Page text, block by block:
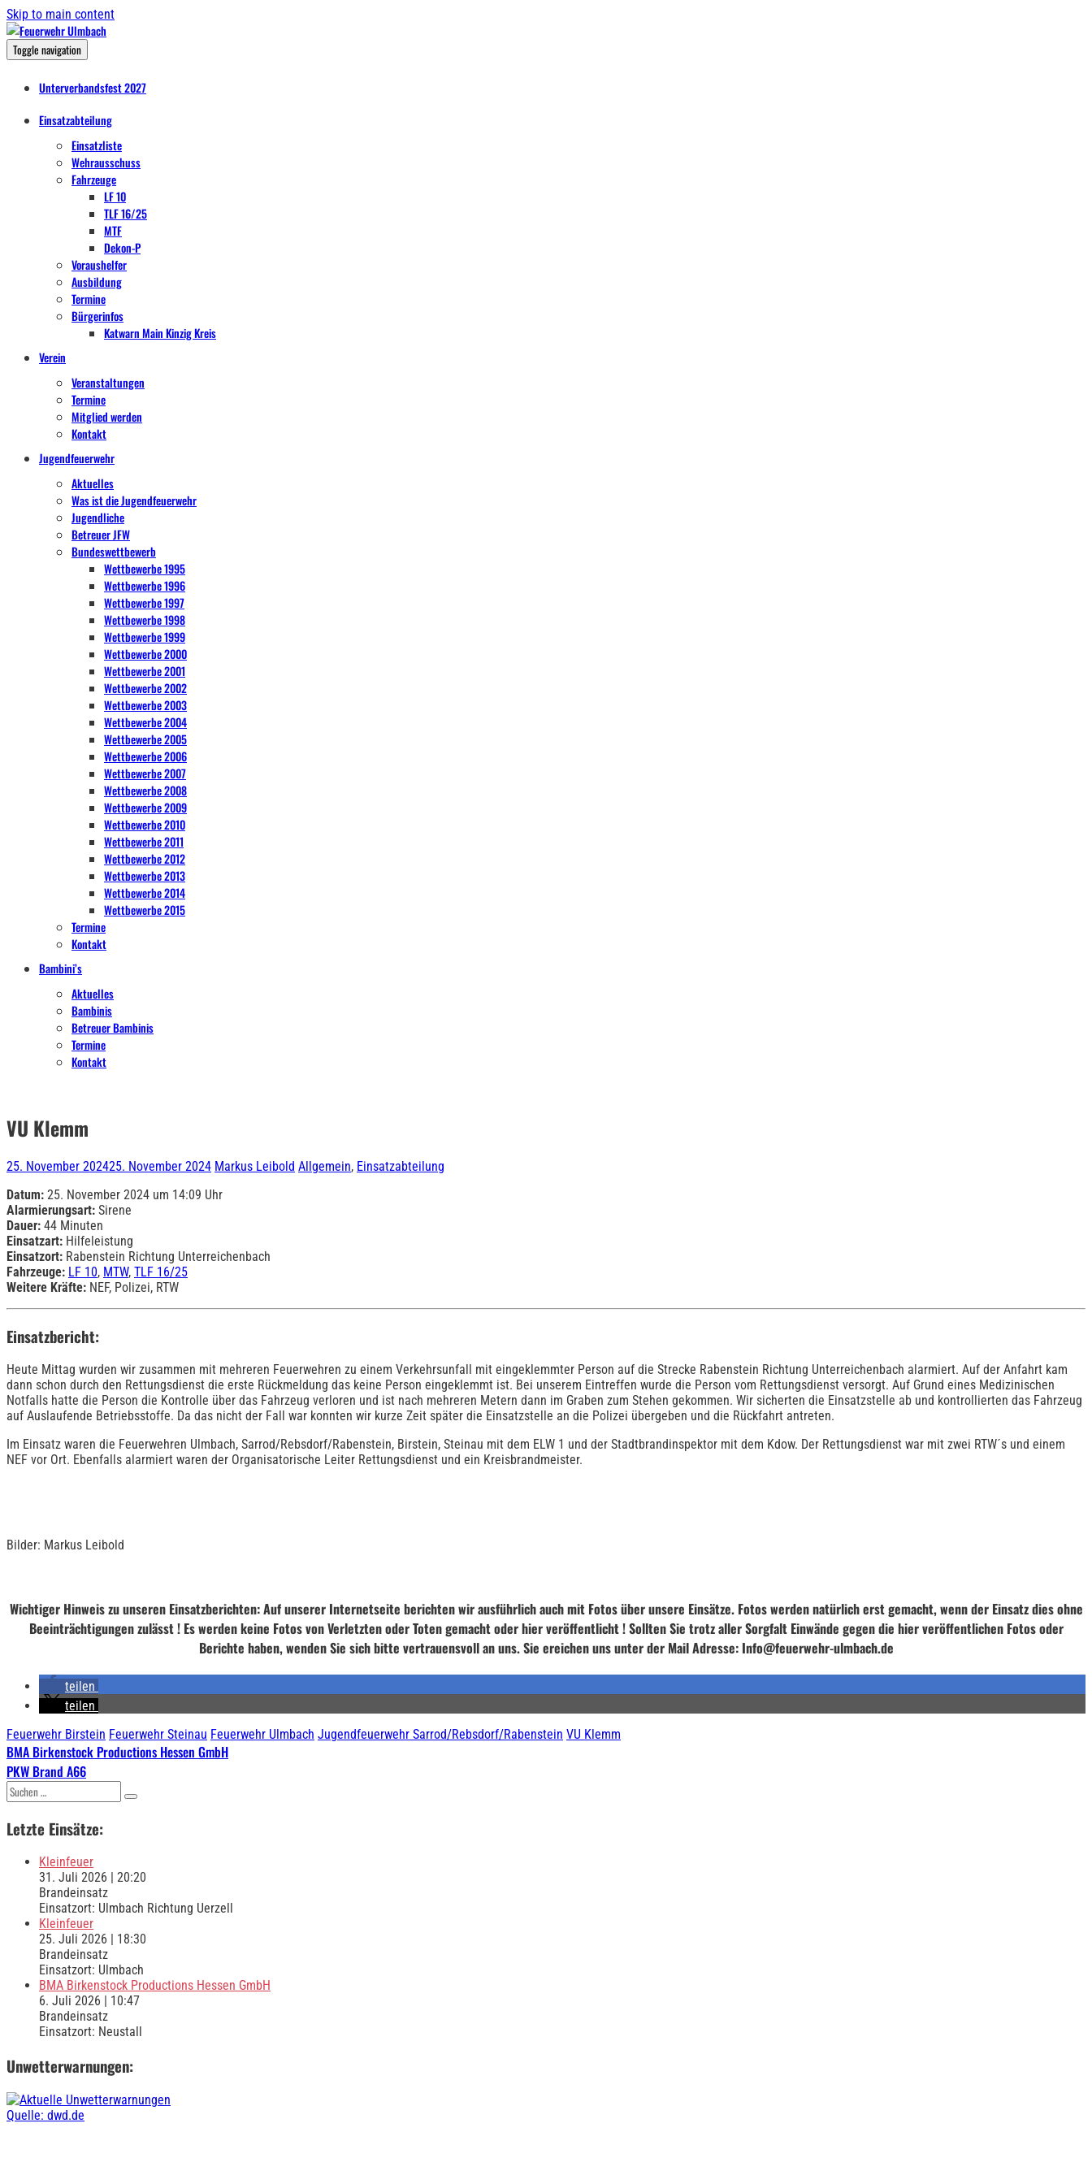
Skip to main content
Toggle navigation
Unterverbandsfest 2027
Einsatzabteilung
Einsatzliste
Wehrausschuss
Fahrzeuge
LF 10
TLF 16/25
MTF
Dekon-P
Voraushelfer
Ausbildung
Termine
Bürgerinfos
Katwarn Main Kinzig Kreis
Verein
Veranstaltungen
Termine
Mitglied werden
Kontakt
Jugendfeuerwehr
Aktuelles
Was ist die Jugendfeuerwehr
Jugendliche
Betreuer JFW
Bundeswettbewerb
Wettbewerbe 1995
Wettbewerbe 1996
Wettbewerbe 1997
Wettbewerbe 1998
Wettbewerbe 1999
Wettbewerbe 2000
Wettbewerbe 2001
Wettbewerbe 2002
Wettbewerbe 2003
Wettbewerbe 2004
Wettbewerbe 2005
Wettbewerbe 2006
Wettbewerbe 2007
Wettbewerbe 2008
Wettbewerbe 2009
Wettbewerbe 2010
Wettbewerbe 2011
Wettbewerbe 2012
Wettbewerbe 2013
Wettbewerbe 2014
Wettbewerbe 2015
Termine
Kontakt
Bambini’s
Aktuelles
Bambinis
Betreuer Bambinis
Termine
Kontakt
VU Klemm
25. November 202425. November 2024 Markus Leibold Allgemein, Einsatzabteilung
Datum: 25. November 2024 um 14:09 Uhr
Alarmierungsart: Sirene
Dauer: 44 Minuten
Einsatzart: Hilfeleistung
Einsatzort: Rabenstein Richtung Unterreichenbach
Fahrzeuge: LF 10, MTW, TLF 16/25
Weitere Kräfte: NEF, Polizei, RTW
Einsatzbericht:
Heute Mittag wurden wir zusammen mit mehreren Feuerwehren zu einem Verkehrsunfall mit eingeklemmter Person auf die Strecke Rabenstein Richtung Unterreichenbach alarmiert. Auf der Anfahrt kam
dann schon durch den Rettungsdienst die erste Rückmeldung das keine Person eingeklemmt ist. Bei unserem Eintreffen wurde die Person vom Rettungsdienst versorgt. Auf Grund eines Medizinischen
Notfalls hatte die Person die Kontrolle über das Fahrzeug verloren und ist nach mehreren Metern dann im Graben zum Stehen gekommen. Wir sicherten die Einsatzstelle ab und kontrollierten das Fahrzeug
auf Auslaufende Betriebsstoffe. Da das nicht der Fall war konnten wir kurze Zeit später die Einsatzstelle an die Polizei übergeben und die Rückfahrt antreten.
Im Einsatz waren die Feuerwehren Ulmbach, Sarrod/Rebsdorf/Rabenstein, Birstein, Steinau mit dem ELW 1 und der Stadtbrandinspektor mit dem Kdow. Der Rettungsdienst war mit zwei RTW´s und einem
NEF vor Ort. Ebenfalls alarmiert waren der Organisatorische Leiter Rettungsdienst und ein Kreisbrandmeister.
Bilder: Markus Leibold
Wichtiger Hinweis zu unseren Einsatzberichten: Auf unserer Internetseite berichten wir ausführlich auch mit Fotos über unsere Einsätze. Fotos werden natürlich erst gemacht, wenn der Einsatz dies ohne
Beeinträchtigungen zulässt ! Es werden keine Fotos von Verletzten oder Toten gemacht oder hier veröffentlicht ! Sollten Sie trotz aller Sorgfalt Einwände gegen die hier veröffentlichen Fotos oder
Berichte haben, wenden Sie sich bitte vertrauensvoll an uns. Sie ereichen uns unter der Mail Adresse: Info@feuerwehr-ulmbach.de
teilen
teilen
Feuerwehr Birstein Feuerwehr Steinau Feuerwehr Ulmbach Jugendfeuerwehr Sarrod/Rebsdorf/Rabenstein VU Klemm
Beitragsnavigation
BMA Birkenstock Productions Hessen GmbH
PKW Brand A66
Suchen
nach:
Letzte Einsätze:
Kleinfeuer
31. Juli 2026
20:20
Brandeinsatz
Einsatzort: Ulmbach Richtung Uerzell
Kleinfeuer
25. Juli 2026
18:30
Brandeinsatz
Einsatzort: Ulmbach
BMA Birkenstock Productions Hessen GmbH
6. Juli 2026
10:47
Brandeinsatz
Einsatzort: Neustall
Unwetterwarnungen:
Quelle: dwd.de